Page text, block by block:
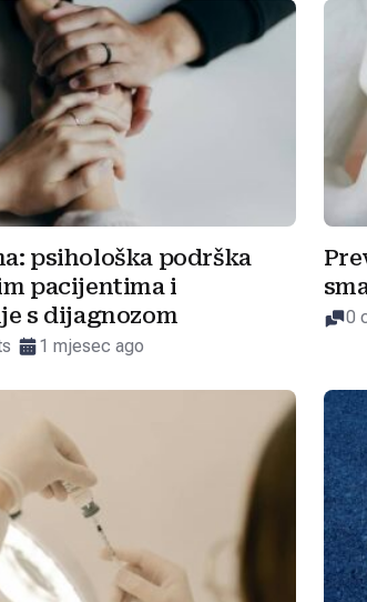
psihološka podrška
pacijentima i
s dijagnozom
1 mjesec ago
0